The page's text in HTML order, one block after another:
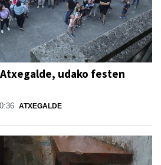
udako festen
ATXEGALDE